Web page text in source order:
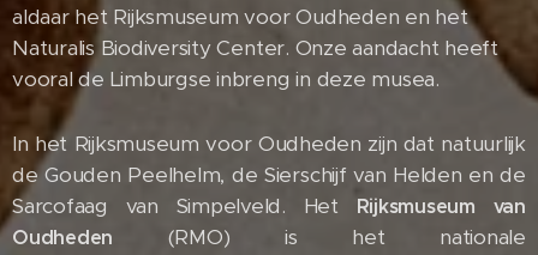
aldaar het Rijksmuseum voor Oudheden en het
Naturalis Biodiversity Center. Onze aandacht heeft
vooral de Limburgse inbreng in deze musea.
In het Rijksmuseum voor Oudheden zijn dat natuurlijk
de Gouden Peelhelm, de Sierschijf van Helden en de
Sarcofaag van Simpelveld. Het Rijksmuseum van
Oudheden (RMO) is het nationale